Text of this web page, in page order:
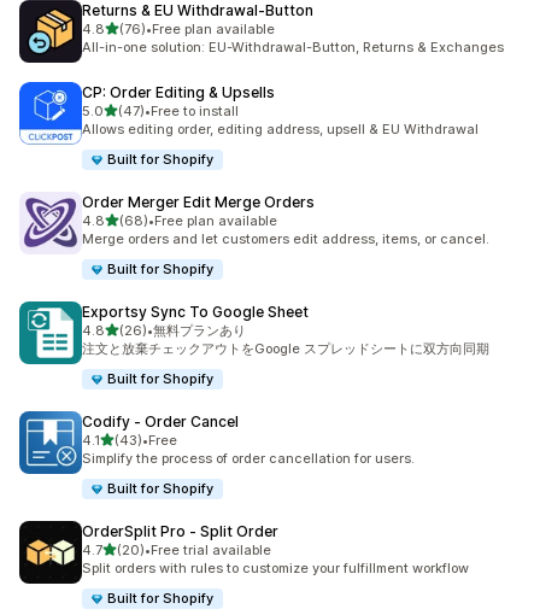
Returns & EU Withdrawal‑Button
4.85つ星中
(76)
合計レビュー数：76件
•Free plan available
All-in-one solution: EU-Withdrawal-Button, Returns & Exchanges
CP: Order Editing & Upsells
5.05つ星中
(47)
合計レビュー数：47件
•Free to install
Allows editing order, editing address, upsell & EU Withdrawal
Built for Shopify
Order Merger Edit Merge Orders
4.85つ星中
(68)
合計レビュー数：68件
•Free plan available
Merge orders and let customers edit address, items, or cancel.
Built for Shopify
Exportsy Sync To Google Sheet
4.85つ星中
(26)
合計レビュー数：26件
•無料プランあり
注文と放棄チェックアウトをGoogle スプレッドシートに双方向同期
Built for Shopify
Codify ‑ Order Cancel
4.15つ星中
(43)
合計レビュー数：43件
•Free
Simplify the process of order cancellation for users.
Built for Shopify
OrderSplit Pro ‑ Split Order
4.75つ星中
(20)
合計レビュー数：20件
•Free trial available
Split orders with rules to customize your fulfillment workflow
Built for Shopify